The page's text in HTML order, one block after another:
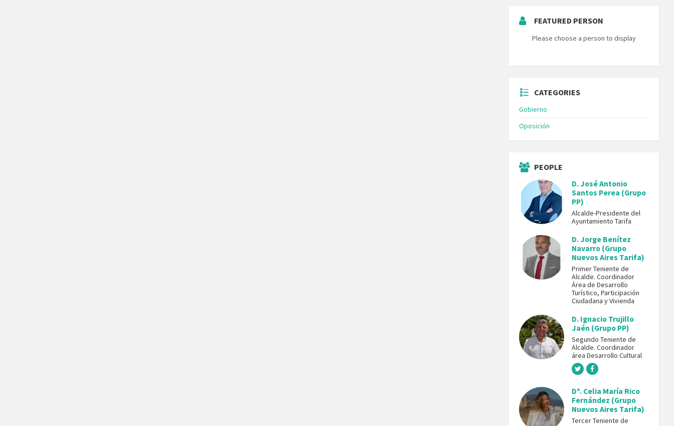
FEATURED PERSON
Please choose a person to display
CATEGORIES
Gobierno
Oposición
PEOPLE
D. José Antonio
Santos Perea (Grupo
PP)
Alcalde-Presidente del
Ayuntamiento Tarifa
D. Jorge Benítez
Navarro (Grupo
Nuevos Aires Tarifa)
Primer Teniente de
Alcalde. Coordinador
Área de Desarrollo
Turístico, Participación
Ciudadana y Vivienda
D. Ignacio Trujillo
Jaén (Grupo PP)
Segundo Teniente de
Alcalde. Coordinador
área Desarrollo Cultural
Dª. Celia María Rico
Fernández (Grupo
Nuevos Aires Tarifa)
Tercer Teniente de